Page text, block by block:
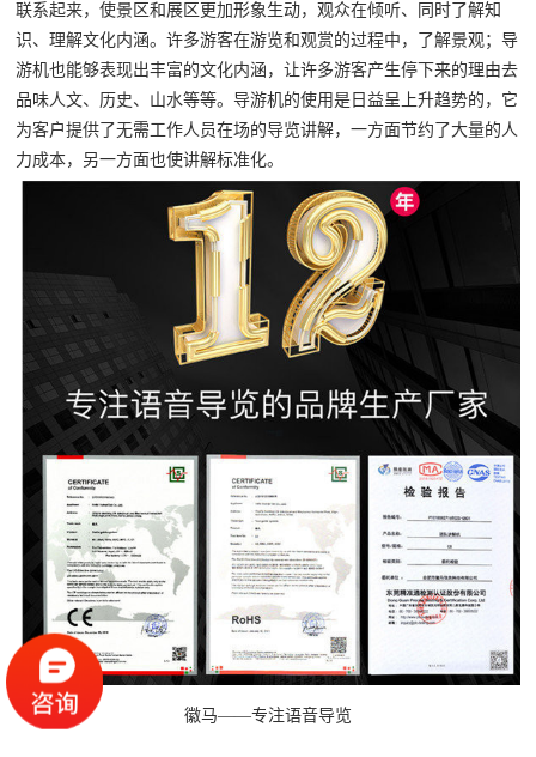
联系起来，使景区和展区更加形象生动，观众在倾听、同时了解知
识、理解文化内涵。许多游客在游览和观赏的过程中，了解景观；导
游机也能够表现出丰富的文化内涵，让许多游客产生停下来的理由去
品味人文、历史、山水等等。导游机的使用是日益呈上升趋势的，它
为客户提供了无需工作人员在场的导览讲解，一方面节约了大量的人
力成本，另一方面也使讲解标准化。
徽马——专注语音导览